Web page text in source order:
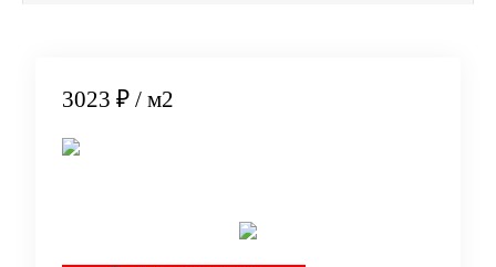
3023 ₽ / м2